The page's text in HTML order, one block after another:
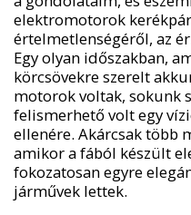
elektromotorok
értelmetlenségéről, az
Egy olyan időszakban,
körcsövekre szerelt
motorok voltak, sokunk
felismerhető volt egy
ellenére. Akárcsak több
amikor a fából készült
fokozatosan egyre
járművek lettek.